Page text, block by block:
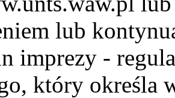
lub
imprezy -
który określa